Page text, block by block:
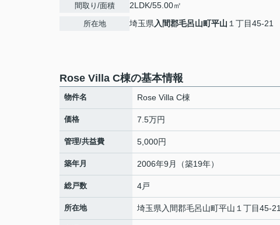
間取り/面積 2LDK/55.00㎡
所在地 埼玉県 入間郡毛呂山町平山 １丁目45-21
Rose Villa C棟の基本情報
物件名 Rose Villa C棟
価格 7.5万円
管理/共益費 5,000円
築年月 2006年9月（築19年）
総戸数 4戸
所在地 埼玉県 入間郡毛呂山町平山 １丁目45-21